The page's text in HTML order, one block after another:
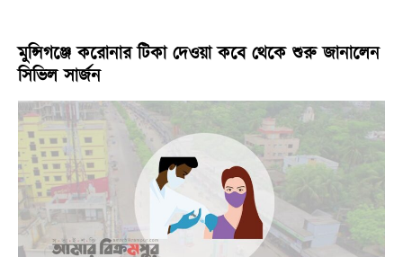
মুন্সিগঞ্জে করোনার টিকা দেওয়া কবে থেকে শুরু জানালেন
সিভিল সার্জন